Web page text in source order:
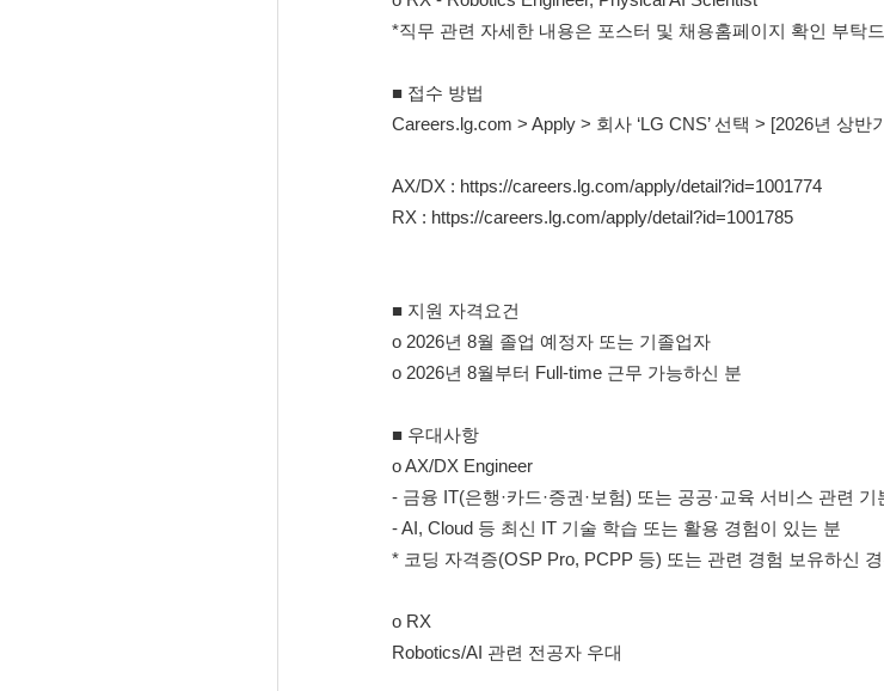
*직무 관련 자세한 내용은 포스터 및 채용홈페이지 확인 부탁
■ 접수 방법
Careers.lg.com > Apply > 회사 ‘LG CNS’ 선택 > [2026년 상
AX/DX : https://careers.lg.com/apply/detail?id=1001774
RX : https://careers.lg.com/apply/detail?id=1001785
■ 지원 자격요건
o 2026년 8월 졸업 예정자 또는 기졸업자
o 2026년 8월부터 Full-time 근무 가능하신 분
■ 우대사항
o AX/DX Engineer
- 금융 IT(은행·카드·증권·보험) 또는 공공·교육 서비스 관련
- AI, Cloud 등 최신 IT 기술 학습 또는 활용 경험이 있는 분
* 코딩 자격증(OSP Pro, PCPP 등) 또는 관련 경험 보유하신
o RX
Robotics/AI 관련 전공자 우대